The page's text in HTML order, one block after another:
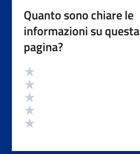
Quanto sono chiare le
informazioni su questa
pagina?
Valutazione